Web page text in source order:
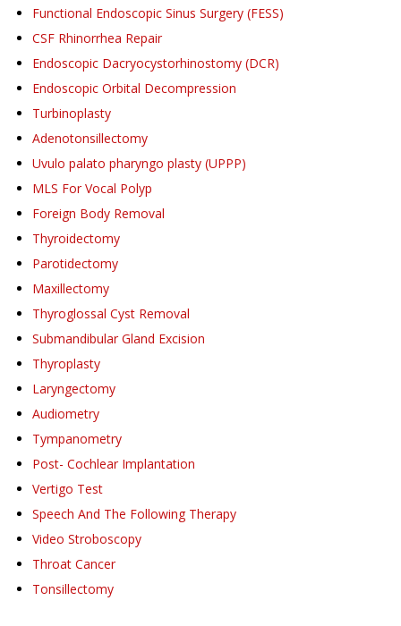
Functional Endoscopic Sinus Surgery (FESS)
CSF Rhinorrhea Repair
Endoscopic Dacryocystorhinostomy (DCR)
Endoscopic Orbital Decompression
Turbinoplasty
Adenotonsillectomy
Uvulo palato pharyngo plasty (UPPP)
MLS For Vocal Polyp
Foreign Body Removal
Thyroidectomy
Parotidectomy
Maxillectomy
Thyroglossal Cyst Removal
Submandibular Gland Excision
Thyroplasty
Laryngectomy
Audiometry
Tympanometry
Post- Cochlear Implantation
Vertigo Test
Speech And The Following Therapy
Video Stroboscopy
Throat Cancer
Tonsillectomy